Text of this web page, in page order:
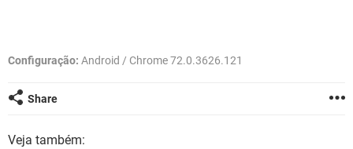
GUIA DE COMPRAS
Configuração: Android / Chrome 72.0.3626.121
Share
Veja também: